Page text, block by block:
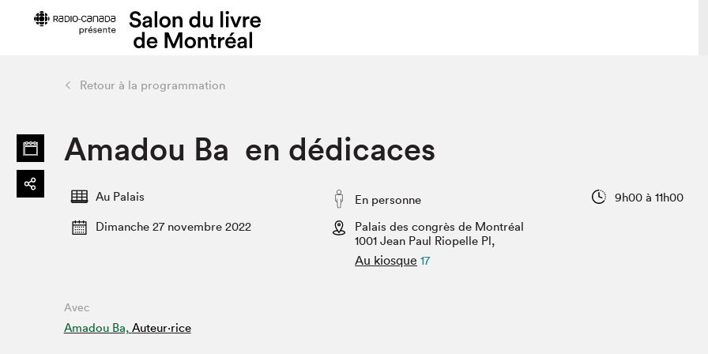
Horaires et tarifs
Se rendre au Salon
Restauration
Programmation
SLM PRO
Liste des exposant·e·s
Liste des auteur·rice·s
Vidéos et balados
Projets partenaires
Retour à la programmation
Amadou Ba en dédicaces
Au Palais En personne
9h00 à 11h00
Dimanche 27 novembre 2022
Palais des congrès de Montréal
1001 Jean Paul Riopelle Pl,
Au kiosque 17
Avec
Amadou Ba, Auteur·rice